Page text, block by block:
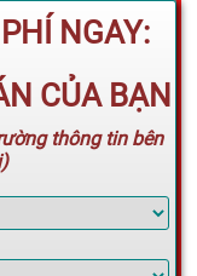
NGAY:
CỦA BẠN
thông tin bên